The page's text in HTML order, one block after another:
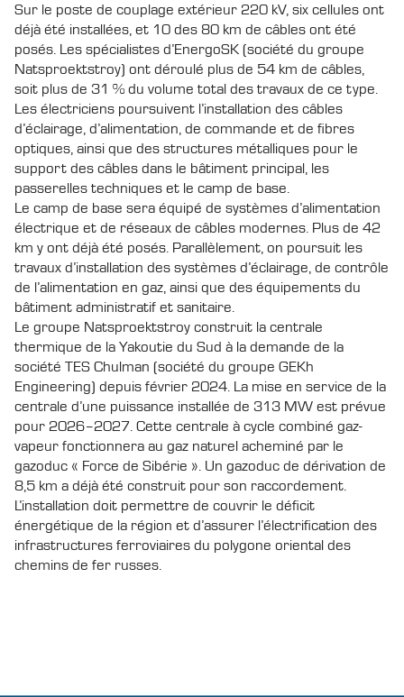
Sur le poste de couplage extérieur 220 kV, six cellules ont
déjà été installées, et 10 des 80 km de câbles ont été
posés. Les spécialistes d’EnergoSK (société du groupe
Natsproektstroy) ont déroulé plus de 54 km de câbles,
soit plus de 31 % du volume total des travaux de ce type.
Les électriciens poursuivent l’installation des câbles
d’éclairage, d’alimentation, de commande et de fibres
optiques, ainsi que des structures métalliques pour le
support des câbles dans le bâtiment principal, les
passerelles techniques et le camp de base.
Le camp de base sera équipé de systèmes d’alimentation
électrique et de réseaux de câbles modernes. Plus de 42
km y ont déjà été posés. Parallèlement, on poursuit les
travaux d’installation des systèmes d’éclairage, de contrôle
de l’alimentation en gaz, ainsi que des équipements du
bâtiment administratif et sanitaire.
Le groupe Natsproektstroy construit la centrale
thermique de la Yakoutie du Sud à la demande de la
société TES Chulman (société du groupe GEKh
Engineering) depuis février 2024. La mise en service de la
centrale d’une puissance installée de 313 MW est prévue
pour 2026–2027. Cette centrale à cycle combiné gaz-
vapeur fonctionnera au gaz naturel acheminé par le
gazoduc « Force de Sibérie ». Un gazoduc de dérivation de
8,5 km a déjà été construit pour son raccordement.
L’installation doit permettre de couvrir le déficit
énergétique de la région et d’assurer l’électrification des
infrastructures ferroviaires du polygone oriental des
chemins de fer russes.